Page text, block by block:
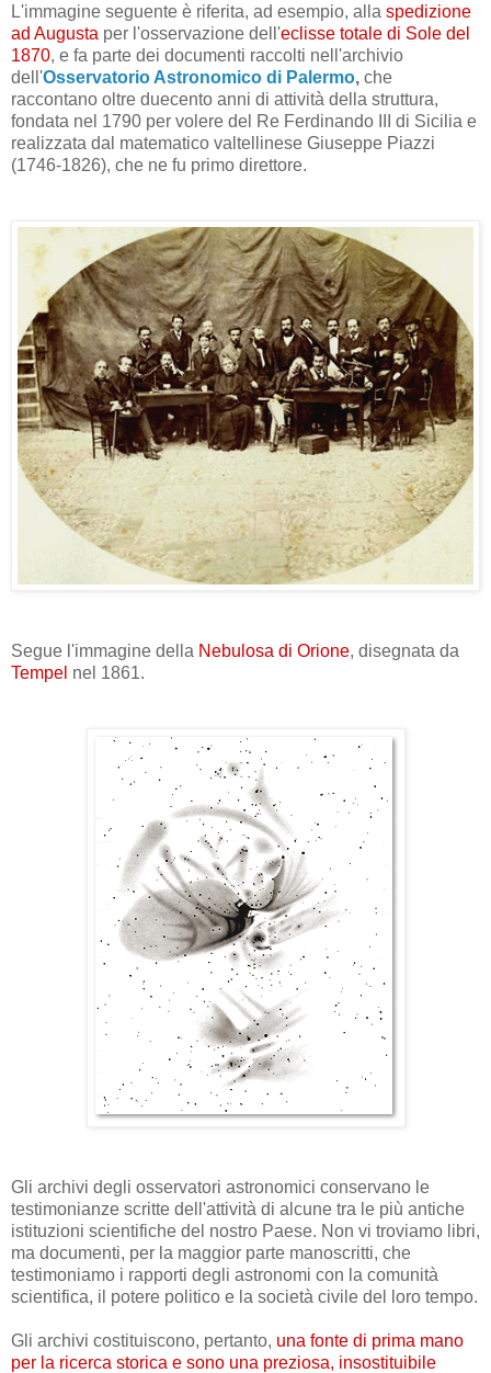
L'immagine seguente è riferita, ad esempio, alla spedizione
ad Augusta per l'osservazione dell'eclisse totale di Sole del
1870, e fa parte dei documenti raccolti nell'archivio
dell'Osservatorio Astronomico di Palermo, che
raccontano oltre duecento anni di attività della struttura,
fondata nel 1790 per volere del Re Ferdinando III di Sicilia e
realizzata dal matematico valtellinese Giuseppe Piazzi
(1746-1826), che ne fu primo direttore.
Segue l'immagine della Nebulosa di Orione, disegnata da
Tempel nel 1861.
Gli archivi degli osservatori astronomici conservano le
testimonianze scritte dell'attività di alcune tra le più antiche
istituzioni scientifiche del nostro Paese. Non vi troviamo libri,
ma documenti, per la maggior parte manoscritti, che
testimoniamo i rapporti degli astronomi con la comunità
scientifica, il potere politico e la società civile del loro tempo.
Gli archivi costituiscono, pertanto, una fonte di prima mano
per la ricerca storica e sono una preziosa, insostituibile